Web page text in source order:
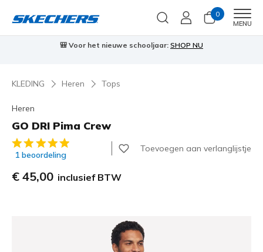
0
MENU
🎒 Voor het nieuwe schooljaar: SHOP NU
KLEDING Heren Tops
Heren
GO DRI Pima Crew
4,6 van de 5 klantbeoordelingen
1 beoordeling
Toevoegen aan verlanglijstje
€ 45,00 inclusief BTW